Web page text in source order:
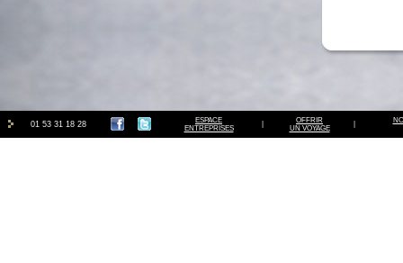
01 53 31 18 28
ESPACE
ENTREPRISES
OFFRIR
UN VOYAGE